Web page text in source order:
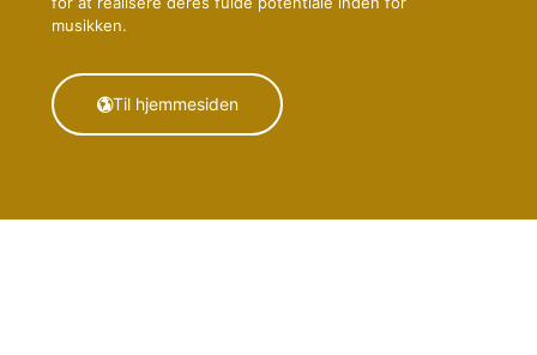
musikken.
Til hjemmesiden